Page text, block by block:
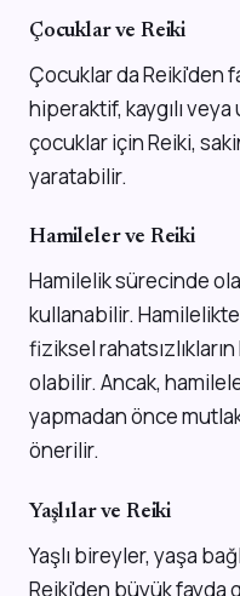
Çocuklar ve Reiki
Çocuklar da Reiki'den
hiperaktif, kaygılı
çocuklar için Reiki,
yaratabilir.
Hamileler ve Reiki
Hamilelik sürecinde
kullanabilir.
fiziksel
olabilir. Ancak,
yapmadan önce
önerilir.
Yaşlılar ve Reiki
Yaşlı bireyler, yaşa
Reiki'den büyük fayda